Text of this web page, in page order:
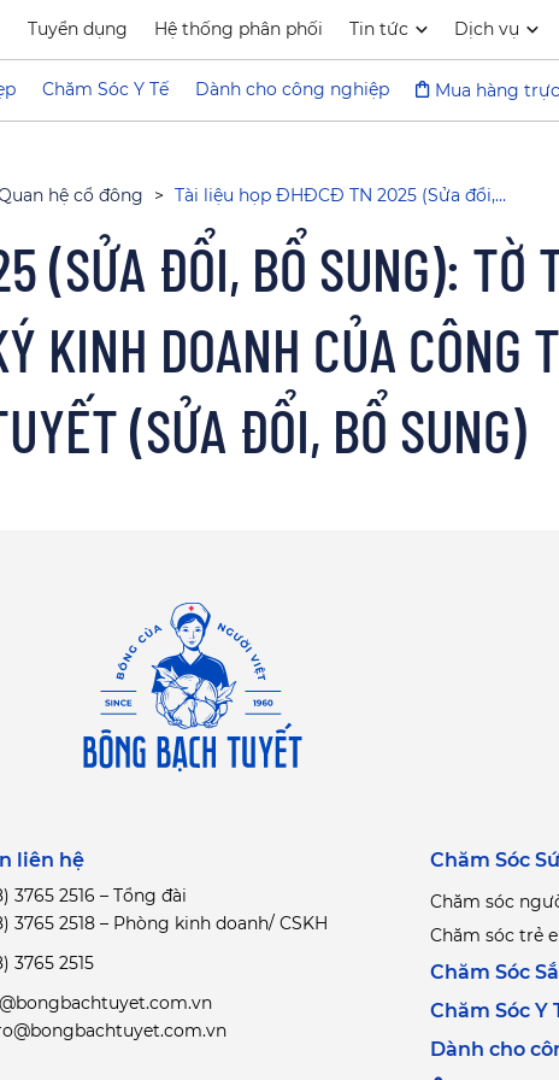
Tuyển dụng Hệ thống phân phối Tin tức Dịch vụ
Chăm Sóc Y Tế Dành cho công nghiệp Mua hàng
hệ cổ đông > Tài liệu họp ĐHĐCĐ TN 2025 (Sửa đổi,…
ĐỔI, BỔ SUNG): TỜ
KINH DOANH CỦA CÔNG
(SỬA ĐỔI, BỔ SUNG)
liên hệ
3765 2516 – Tổng đài
3765 2518 – Phòng kinh doanh/ CSKH
3765 2515
Chăm Sóc
Chăm sóc
Chăm sóc trẻ
Chăm Sóc
Chăm Sóc Y
Dành cho